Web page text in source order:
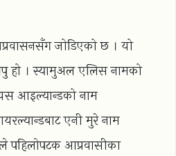
जोडिएको छ । यो
हो । स्यामुअल एलिस नामको
आइल्यान्डको नाम
एनी मुरे नाम
पहिलोपटक आप्रवासीका